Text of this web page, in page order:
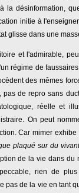
la désinformation,
initie à
glisse dans une
et l'admirable,
régime de
des mêmes
de repro sans
réelle et
On peut
Car mimer
plaqué sur du
de la vie dans
rien de
pas de la vie en tant